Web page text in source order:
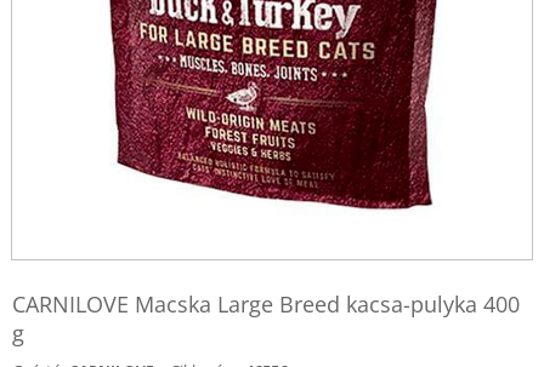
CARNILOVE Macska Large Breed kacsa-pulyka 400
g